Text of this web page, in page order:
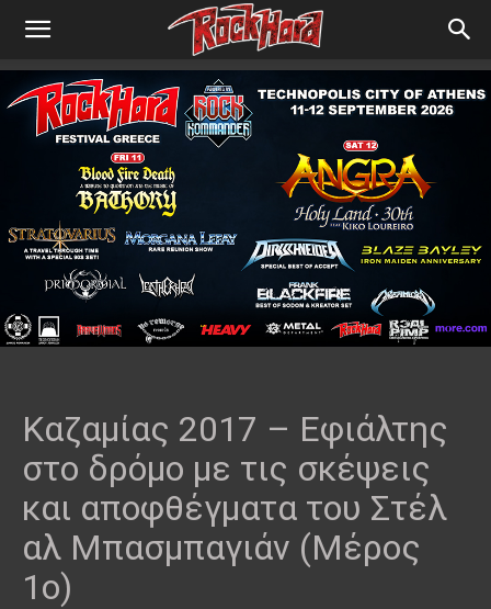
Καζαμίας 2017 – Εφιάλτης
στο δρόμο με τις σκέψεις
και αποφθέγματα του Στέλ
αλ Μπασμπαγιάν (Μέρος
1ο)